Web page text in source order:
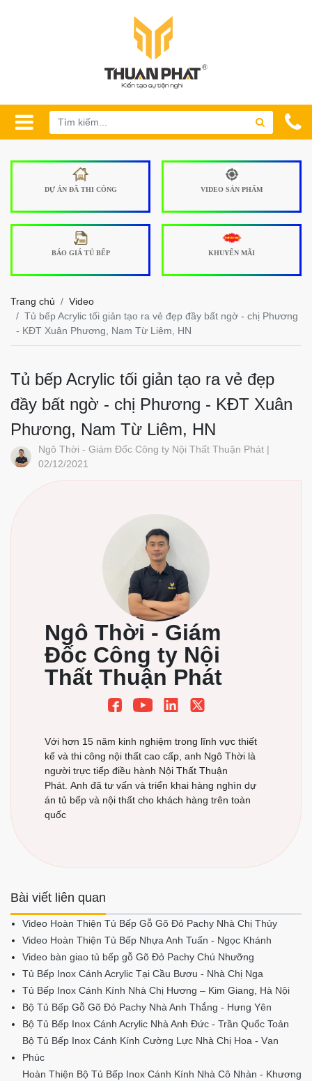
DỰ ÁN ĐÃ THI CÔNG VIDEO SẢN PHẨM
BÁO GIÁ TỦ BẾP KHUYẾN MÃI
Trang chủ
Video
Tủ bếp Acrylic tối giản tạo ra vẻ đẹp đầy bất ngờ - chị Phương
- KĐT Xuân Phương, Nam Từ Liêm, HN
Tủ bếp Acrylic tối giản tạo ra vẻ đẹp
đầy bất ngờ - chị Phương - KĐT Xuân
Phương, Nam Từ Liêm, HN
Ngô Thời - Giám Đốc Công ty Nội Thất Thuận Phát |
02/12/2021
Ngô Thời - Giám
Đốc Công ty Nội
Thất Thuận Phát
Với hơn 15 năm kinh nghiệm trong lĩnh vực thiết
kế và thi công nội thất cao cấp, anh Ngô Thời là
người trực tiếp điều hành Nội Thất Thuận
Phát. Anh đã tư vấn và triển khai hàng nghìn dự
án tủ bếp và nội thất cho khách hàng trên toàn
quốc
Bài viết liên quan
Video Hoàn Thiện Tủ Bếp Gỗ Gõ Đỏ Pachy Nhà Chị Thủy
Video Hoàn Thiện Tủ Bếp Nhựa Anh Tuấn - Ngọc Khánh
Video bàn giao tủ bếp gỗ Gõ Đỏ Pachy Chú Nhưỡng
Tủ Bếp Inox Cánh Acrylic Tại Cầu Bươu - Nhà Chị Nga
Tủ Bếp Inox Cánh Kính Nhà Chị Hương – Kim Giang, Hà Nội
Bộ Tủ Bếp Gỗ Gõ Đỏ Pachy Nhà Anh Thắng - Hưng Yên
Bộ Tủ Bếp Inox Cánh Acrylic Nhà Anh Đức - Trần Quốc Toản
Bộ Tủ Bếp Inox Cánh Kính Cường Lực Nhà Chị Hoa - Vạn
Phúc
Hoàn Thiện Bộ Tủ Bếp Inox Cánh Kính Nhà Cô Nhàn - Khương